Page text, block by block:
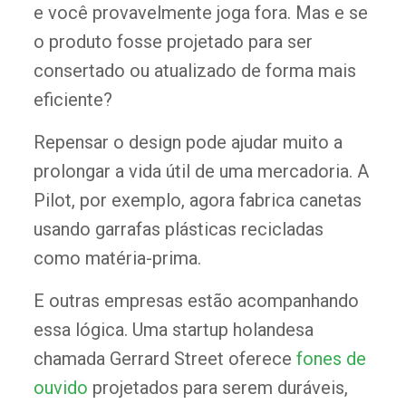
e você provavelmente joga fora. Mas e se
o produto fosse projetado para ser
consertado ou atualizado de forma mais
eficiente?
Repensar o design pode ajudar muito a
prolongar a vida útil de uma mercadoria. A
Pilot, por exemplo, agora fabrica canetas
usando garrafas plásticas recicladas
como matéria-prima.
E outras empresas estão acompanhando
essa lógica. Uma startup holandesa
chamada Gerrard Street oferece fones de
ouvido projetados para serem duráveis,